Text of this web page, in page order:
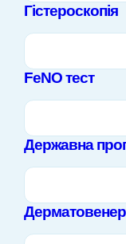
Гістероскопія
FeNO тест
Державна